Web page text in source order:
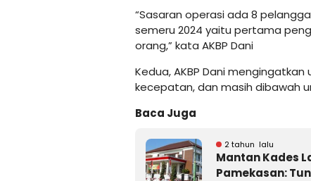
“Sasaran operasi ada 8
semeru 2024 yaitu pertama
orang,” kata AKBP Dani
Kedua, AKBP Dani
kecepatan, dan masih dibawah
Baca Juga
2 tahun lalu
Mantan Kades
Pamekasan: